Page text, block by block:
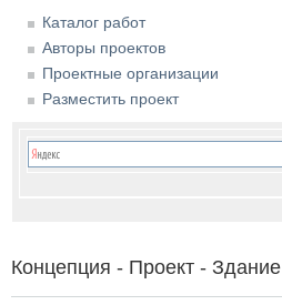
Каталог работ
Авторы проектов
Проектные организации
Разместить проект
Концепция - Проект - Здание